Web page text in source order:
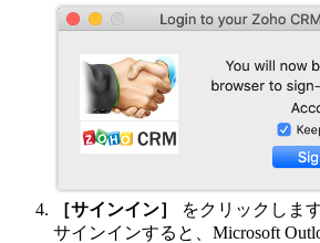
［サインイン］
をクリックします
サインインすると、Microsoft